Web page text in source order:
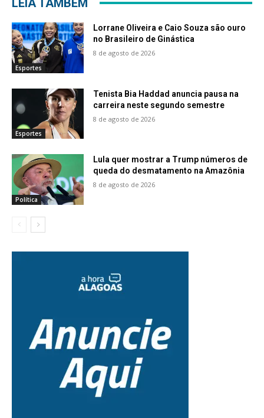
LEIA TAMBÉM
Esportes
Lorrane Oliveira e Caio Souza são ouro
no Brasileiro de Ginástica
8 de agosto de 2026
Esportes
Tenista Bia Haddad anuncia pausa na
carreira neste segundo semestre
8 de agosto de 2026
Política
Lula quer mostrar a Trump números de
queda do desmatamento na Amazônia
8 de agosto de 2026